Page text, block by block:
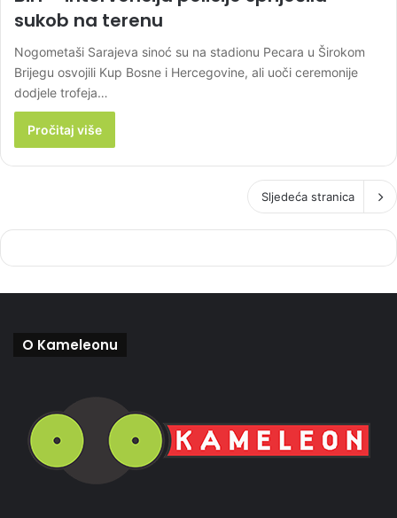
sukob na terenu
Nogometaši Sarajeva sinoć su na stadionu Pecara u Širokom
Brijegu osvojili Kup Bosne i Hercegovine, ali uoči ceremonije
dodjele trofeja…
Pročitaj više
Sljedeća stranica
O Kameleonu